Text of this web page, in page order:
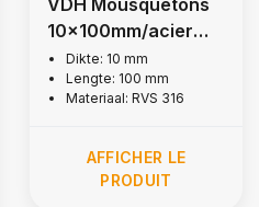
VDH Mousquetons
10x100mm/acier
inoxydable 316
Dikte: 10 mm
Lengte: 100 mm
Materiaal: RVS 316
AFFICHER LE
PRODUIT